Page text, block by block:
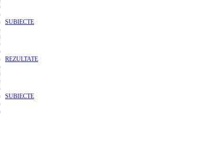
SUBIECTE
REZULTATE
SUBIECTE